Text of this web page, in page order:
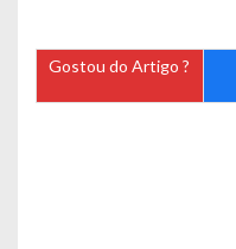
Gostou do Artigo ?